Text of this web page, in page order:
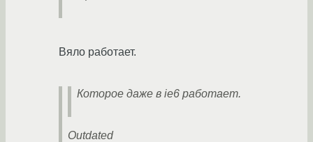
Вяло работает.
Которое даже в ie6 работает.
Outdated